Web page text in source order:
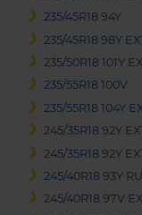
235/45R18 94Y
235/45R18 98Y
235/50R18 101Y
235/55R18 100V
235/55R18 104Y
245/35R18 92Y
245/35R18 92Y
245/40R18 93Y
245/40R18 97V